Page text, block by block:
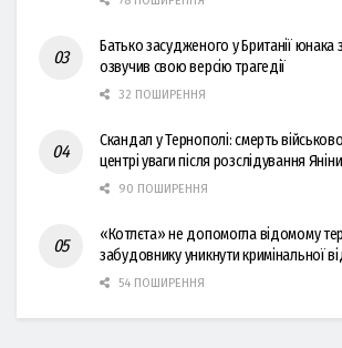
Батько засудженого у Британії юнака
озвучив свою версію трагедії
32 ПОШИРЕННЯ
Скандал у Тернополі: смерть
центрі уваги після розслідування
90 ПОШИРЕННЯ
«Котлєта» не допомогла відомому
забудовнику уникнути кримінальної
54 ПОШИРЕННЯ